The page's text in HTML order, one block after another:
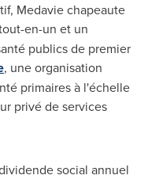
Medavie chapeaute
en-un et un
publics de premier
, une organisation
primaires à l'échelle
privé de services
social annuel